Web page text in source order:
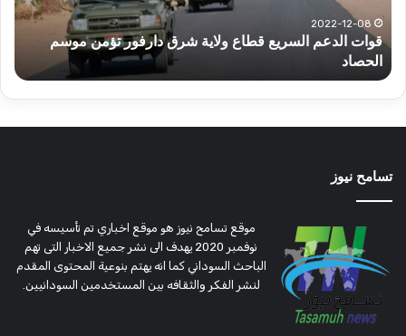
تؤمن
موسم
الحصاد
2022-12-08
قوات الدعم السريع قطاع ولاية شرق دارفور تؤمن موسم
الحصاد
تسامح نيوز
موقع تسامح نيوز هو موقع اخباري تم تأسيسه في
نوفمبر 2020 يهدف الى نشر جميع الاخبار التى تهم
الباحث السوداني كما انه يهتم بنوعية المحتوى المقدم
لنشر الفكر والثقافه بين المستخدمين السودانيين.